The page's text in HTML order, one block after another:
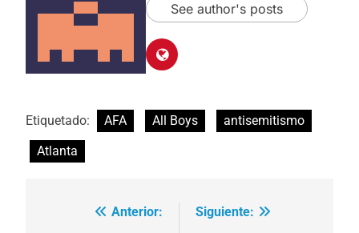
See author's posts
Etiquetado: AFA All Boys
antisemitismo
Atlanta
Navegación
Anterior:
Siguiente: